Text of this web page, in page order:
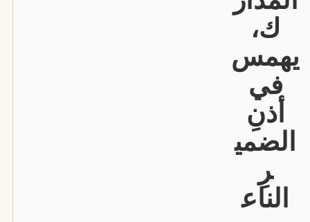
ك،
يهمس
في
أذنِ
الضمي
رِ
الناع